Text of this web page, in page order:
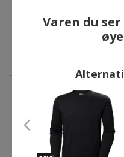
ANDRE
Varen du